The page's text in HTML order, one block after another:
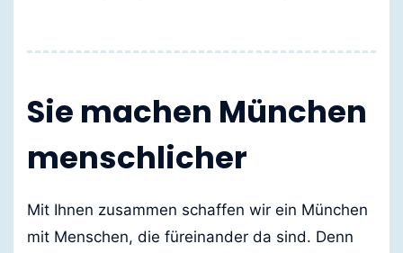
Sie machen München
menschlicher
Mit Ihnen zusammen schaffen wir ein München
mit Menschen, die füreinander da sind. Denn